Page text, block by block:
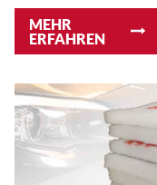
MEHR
ERFAHREN